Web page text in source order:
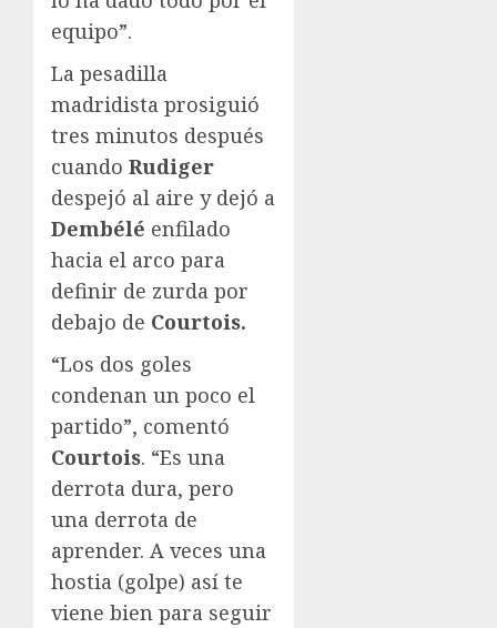
equipo”.
La pesadilla
madridista prosiguió
tres minutos después
cuando Rudiger
despejó al aire y dejó a
Dembélé enfilado
hacia el arco para
definir de zurda por
debajo de Courtois.
“Los dos goles
condenan un poco el
partido”, comentó
Courtois. “Es una
derrota dura, pero
una derrota de
aprender. A veces una
hostia (golpe) así te
viene bien para seguir